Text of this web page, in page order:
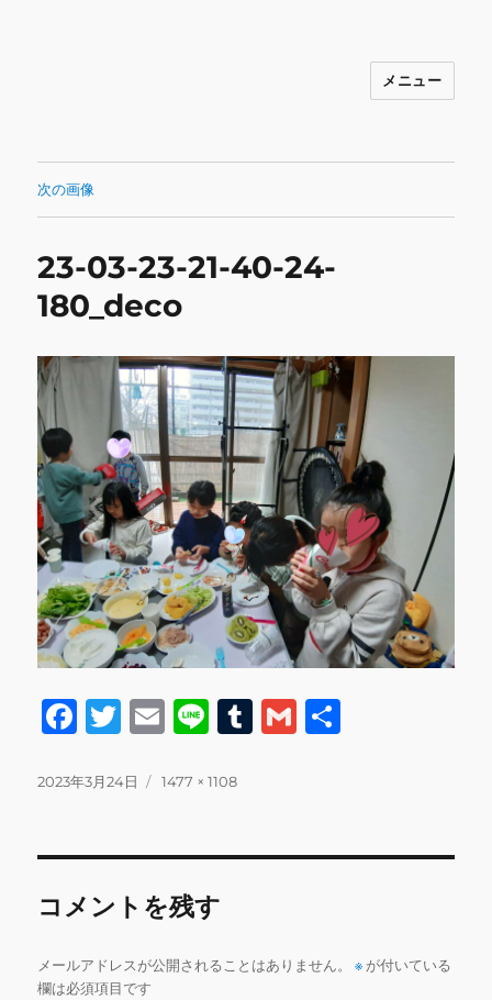
INNOCENCE ～日常に彩りを～ フ
物 etc販売 江戸川区瑞江
メニュー
次の画像
23-03-23-21-40-24-
180_deco
F
c
b
o
o
k
T
it
r
E
ai
Li
e
T
r
G
投
2023年3月24日
フ
1477 × 1108
コメントを残す
メールアドレスが公開されることはありません。 ※ が付いている
欄は必須項目です